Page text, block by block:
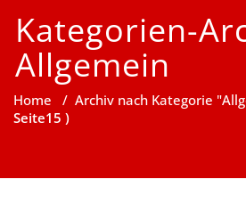
Kategorien-
Allgemein
Home / Archiv nach Kategorie
Seite15 )